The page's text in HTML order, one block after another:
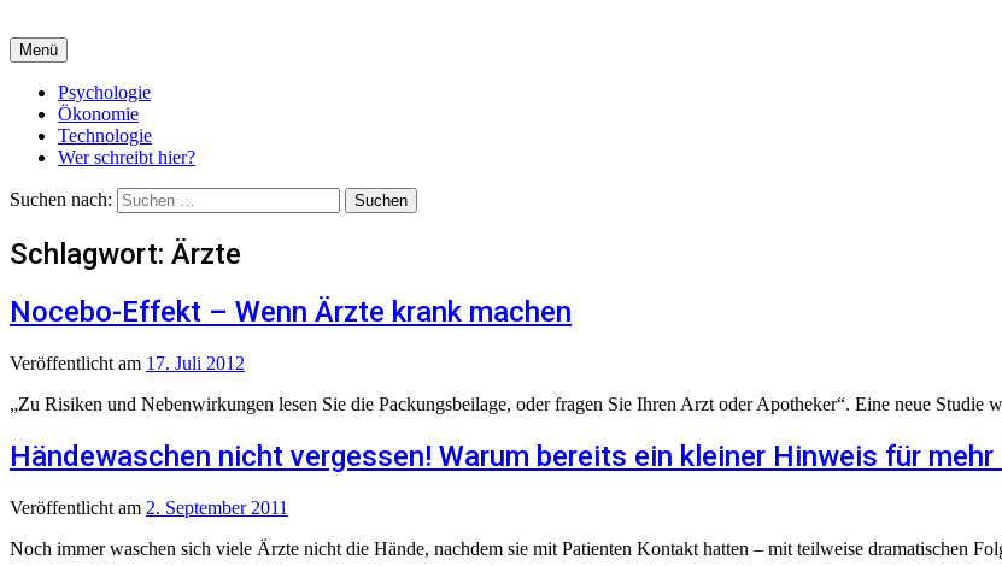
Menü
Psychologie
Ökonomie
Technologie
Wer schreibt hier?
Suchen nach:
Schlagwort: Ärzte
Nocebo-Effekt – Wenn Ärzte krank machen
Veröffentlicht am 17. Juli 2012
„Zu Risiken und Nebenwirkungen lesen Sie die Packungsbeilage, oder fragen Sie Ihren Arzt oder Apotheker“. Eine neue Studie
Händewaschen nicht vergessen! Warum bereits ein kleiner Hinweis für
Veröffentlicht am 2. September 2011
Noch immer waschen sich viele Ärzte nicht die Hände, nachdem sie mit Patienten Kontakt hatten – mit teilweise dramatischen